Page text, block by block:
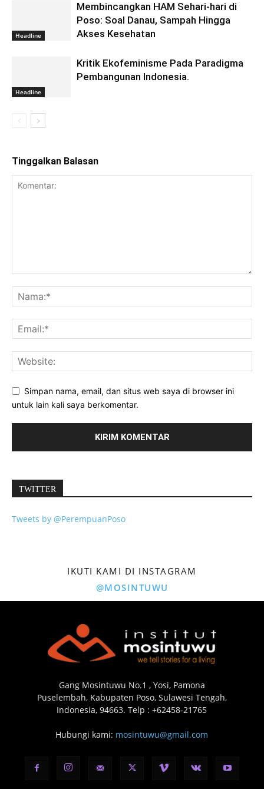
Headline
Membincangkan HAM Sehari-hari di
Poso: Soal Danau, Sampah Hingga
Akses Kesehatan
Headline
Kritik Ekofeminisme Pada Paradigma
Pembangunan Indonesia.
Tinggalkan Balasan
Simpan nama, email, dan situs web saya di browser ini
untuk lain kali saya berkomentar.
TWITTER
Tweets by @PerempuanPoso
IKUTI KAMI DI INSTAGRAM
@MOSINTUWU
Gang Mosintuwu No.1 , Yosi, Pamona
Puselembah, Kabupaten Poso, Sulawesi Tengah,
Indonesia, 94663. Telp : +62458-21765
Hubungi kami: mosintuwu@gmail.com